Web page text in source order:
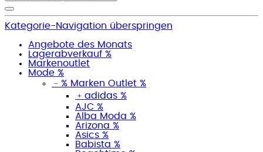
Kategorie-Navigation überspringen
Angebote des Monats
Lagerabverkauf %
Markenoutlet
Mode %
﹣ % Marken Outlet %
﹢ adidas %
AJC %
Alba Moda %
Arizona %
Asics %
Babista %